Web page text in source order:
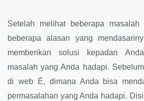
Setelah melihat beberapa
beberapa alasan yang
memberikan solusi kepadan
masalah yang Anda hadapi.
di web É, dimana Anda bisa
permasalahan yang Anda hadapi.